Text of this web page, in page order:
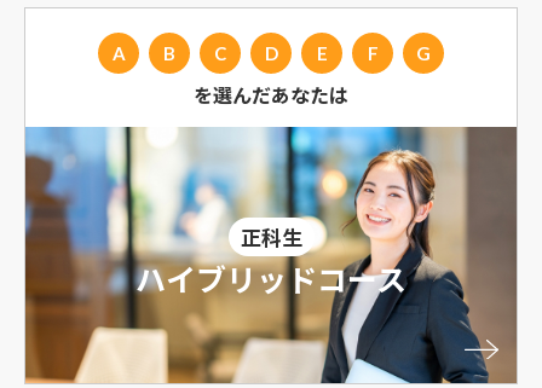
A B C D E F G
を選んだあなたは
正科生
ハイブリッドコース